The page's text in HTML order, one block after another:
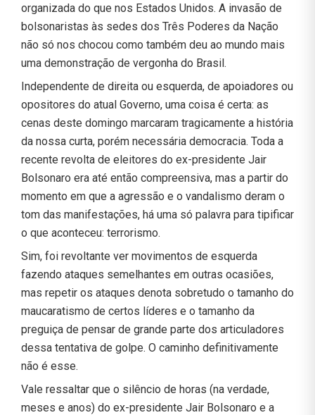
organizada do que nos Estados Unidos. A invasão de
bolsonaristas às sedes dos Três Poderes da Nação
não só nos chocou como também deu ao mundo mais
uma demonstração de vergonha do Brasil.
Independente de direita ou esquerda, de apoiadores ou
opositores do atual Governo, uma coisa é certa: as
cenas deste domingo marcaram tragicamente a história
da nossa curta, porém necessária democracia. Toda a
recente revolta de eleitores do ex-presidente Jair
Bolsonaro era até então compreensiva, mas a partir do
momento em que a agressão e o vandalismo deram o
tom das manifestações, há uma só palavra para tipificar
o que aconteceu: terrorismo.
Sim, foi revoltante ver movimentos de esquerda
fazendo ataques semelhantes em outras ocasiões,
mas repetir os ataques denota sobretudo o tamanho do
maucaratismo de certos líderes e o tamanho da
preguiça de pensar de grande parte dos articuladores
dessa tentativa de golpe. O caminho definitivamente
não é esse.
Vale ressaltar que o silêncio de horas (na verdade,
meses e anos) do ex-presidente Jair Bolsonaro e a